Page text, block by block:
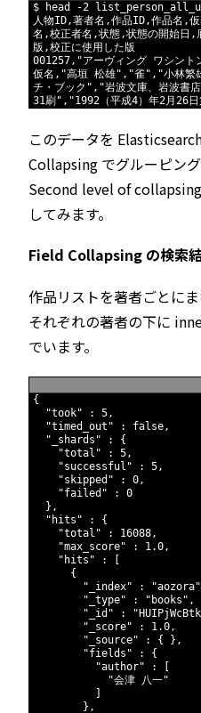
$ head -2
人物ID,著者名 ,作品ID,作品名 ,
名 ,校正者名 ,状態,状態の開始日 ,
版 ,校正に使用した版
001257, "アーヴィング ワシント
仮名 , "高垣 松雄" , "雀" , "小林繁
チ・ブック" , "岩波文庫、岩波書
31刷" , "1992（平成4）年2月26
このデータを
Collapsing でグルーピン
Second level of
してみます。
Field Collapsing の検索
作品リストを著者ごとにま
それぞれの著者の下に
でいます。
{
"took"
: 5,
"timed_out"
: false,
"_shards"
:
{
"total"
: 5,
"successful"
: 5,
"skipped"
: 0,
"failed"
:
0
} ,
"hits"
:
{
"total"
: 16088,
"max_score"
: 1.0,
"hits"
:
{
"_index"
: "aozora"
"_type"
: "books" ,
"_id"
:
"_score"
: 1.0,
"_source"
: { } ,
"fields"
:
{
"author"
:
"会津 八一"
} ,